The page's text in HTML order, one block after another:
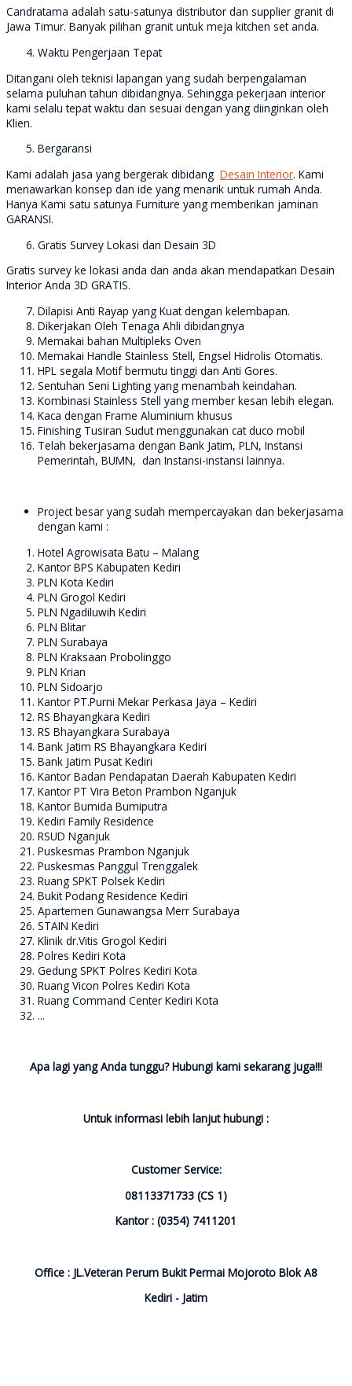
Candratama adalah satu-satunya distributor dan supplier granit di
Jawa Timur. Banyak pilihan granit untuk meja kitchen set anda.
Waktu Pengerjaan Tepat
Ditangani oleh teknisi lapangan yang sudah berpengalaman
selama puluhan tahun dibidangnya. Sehingga pekerjaan interior
kami selalu tepat waktu dan sesuai dengan yang diinginkan oleh
Klien.
Bergaransi
Kami adalah jasa yang bergerak dibidang Desain Interior. Kami
menawarkan konsep dan ide yang menarik untuk rumah Anda.
Hanya Kami satu satunya Furniture yang memberikan jaminan
GARANSI.
Gratis Survey Lokasi dan Desain 3D
Gratis survey ke lokasi anda dan anda akan mendapatkan Desain
Interior Anda 3D GRATIS.
Dilapisi Anti Rayap yang Kuat dengan kelembapan.
Dikerjakan Oleh Tenaga Ahli dibidangnya
Memakai bahan Multipleks Oven
Memakai Handle Stainless Stell, Engsel Hidrolis Otomatis.
HPL segala Motif bermutu tinggi dan Anti Gores.
Sentuhan Seni Lighting yang menambah keindahan.
Kombinasi Stainless Stell yang member kesan lebih elegan.
Kaca dengan Frame Aluminium khusus
Finishing Tusiran Sudut menggunakan cat duco mobil
Telah bekerjasama dengan Bank Jatim, PLN, Instansi
Pemerintah, BUMN, dan Instansi-instansi lainnya.
Project besar yang sudah mempercayakan dan bekerjasama
dengan kami :
Hotel Agrowisata Batu – Malang
Kantor BPS Kabupaten Kediri
PLN Kota Kediri
PLN Grogol Kediri
PLN Ngadiluwih Kediri
PLN Blitar
PLN Surabaya
PLN Kraksaan Probolinggo
PLN Krian
PLN Sidoarjo
Kantor PT.Purni Mekar Perkasa Jaya – Kediri
RS Bhayangkara Kediri
RS Bhayangkara Surabaya
Bank Jatim RS Bhayangkara Kediri
Bank Jatim Pusat Kediri
Kantor Badan Pendapatan Daerah Kabupaten Kediri
Kantor PT Vira Beton Prambon Nganjuk
Kantor Bumida Bumiputra
Kediri Family Residence
RSUD Nganjuk
Puskesmas Prambon Nganjuk
Puskesmas Panggul Trenggalek
Ruang SPKT Polsek Kediri
Bukit Podang Residence Kediri
Apartemen Gunawangsa Merr Surabaya
STAIN Kediri
Klinik dr.Vitis Grogol Kediri
Polres Kediri Kota
Gedung SPKT Polres Kediri Kota
Ruang Vicon Polres Kediri Kota
Ruang Command Center Kediri Kota
...
Apa lagi yang Anda tunggu? Hubungi kami sekarang juga!!!
Untuk informasi lebih lanjut hubungi :
Customer Service:
08113371733 (CS 1)
Kantor : (0354) 7411201
Office : JL.Veteran Perum Bukit Permai Mojoroto Blok A8
Kediri - Jatim